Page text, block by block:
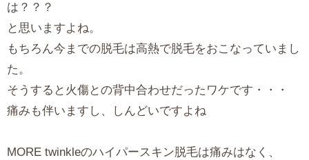
は？？？
と思いますよね。
もちろん今までの脱毛は高熱で脱毛をおこなっていまし
た。
そうすると火傷との背中合わせだったワケです・・・
痛みも伴いますし、しんどいですよね
MORE twinkleのハイパースキン脱毛は痛みはなく、